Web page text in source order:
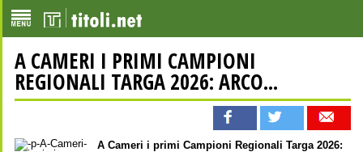
A CAMERI I PRIMI CAMPIONI
REGIONALI TARGA 2026: ARCO...
A Cameri i primi Campioni Regionali Targa 2026: